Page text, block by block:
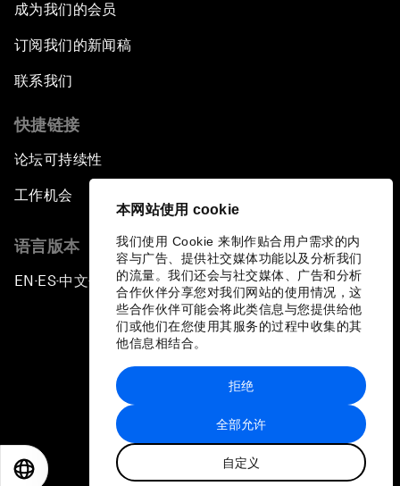
本网站使用 cookie
我们使用 Cookie 来制作贴合用户需求的内
容与广告、提供社交媒体功能以及分析我们
的流量。我们还会与社交媒体、广告和分析
合作伙伴分享您对我们网站的使用情况，这
些合作伙伴可能会将此类信息与您提供给他
们或他们在您使用其服务的过程中收集的其
他信息相结合。
全部允许
自定义
拒绝
成为我们的会员
订阅我们的新闻稿
联系我们
快捷链接
论坛可持续性
工作机会
语言版本
EN ▪ES▪中文▪ 日本語
站点地图
世界经济论坛